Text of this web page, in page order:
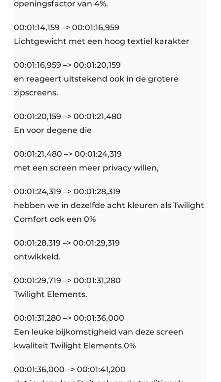
openingsfactor van 4%.
00:01:14,159 –> 00:01:16,959
Lichtgewicht met een hoog textiel karakter
00:01:16,959 –> 00:01:20,159
en reageert uitstekend ook in de grotere
zipscreens.
00:01:20,159 –> 00:01:21,480
En voor degene die
00:01:21,480 –> 00:01:24,319
met een screen meer privacy willen,
00:01:24,319 –> 00:01:28,319
hebben we in dezelfde acht kleuren als Twilight
Comfort ook een 0%
00:01:28,319 –> 00:01:29,319
ontwikkeld.
00:01:29,719 –> 00:01:31,280
Twilight Elements.
00:01:31,280 –> 00:01:36,000
Een leuke bijkomstigheid van deze screen
kwaliteit Twilight Elements 0%
00:01:36,000 –> 00:01:41,200